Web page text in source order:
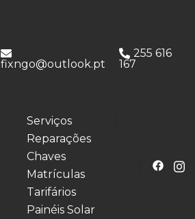
fixngo@outlook.pt
255 616
167
Serviços
Reparações
Chaves
Matrículas
Tarifários
Painéis Solar